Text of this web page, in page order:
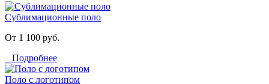
Сублимационные поло
От 1 100 руб.
Подробнее
Поло с логотипом